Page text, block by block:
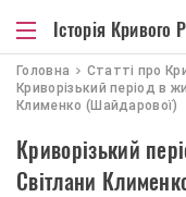
Історія Кривого
Головна
Статті про
Криворізький період в
Клименко (Шайдарової)
Криворізький
Світлани